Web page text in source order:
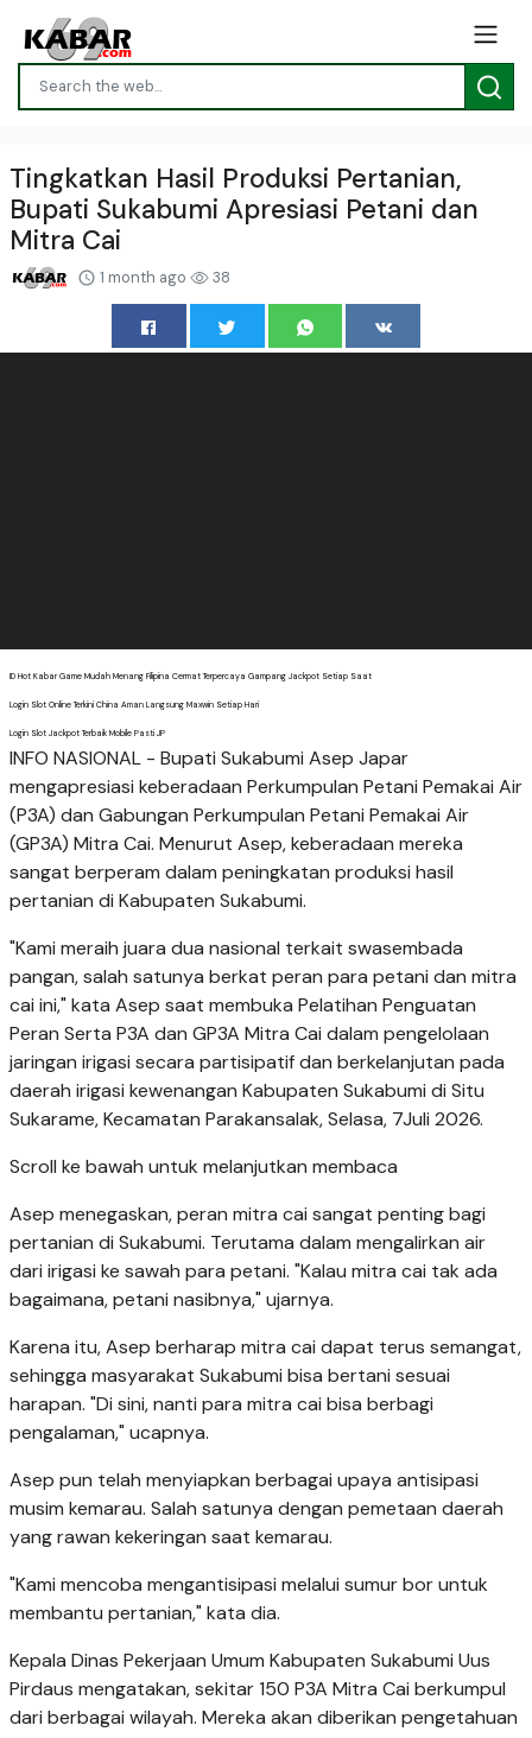
Tingkatkan Hasil Produksi Pertanian,
Bupati Sukabumi Apresiasi Petani dan
Mitra Cai
1 month ago 38
ID Hot Kabar Game Mudah Menang Filipina Cermat Terpercaya Gampang Jackpot Setiap Saat
Login Slot Online Terkini China Aman Langsung Maxwin Setiap Hari
Login Slot Jackpot Terbaik Mobile Pasti JP
INFO NASIONAL - Bupati Sukabumi Asep Japar
mengapresiasi keberadaan Perkumpulan Petani Pemakai Air
(P3A) dan Gabungan Perkumpulan Petani Pemakai Air
(GP3A) Mitra Cai. Menurut Asep, keberadaan mereka
sangat berperam dalam peningkatan produksi hasil
pertanian di Kabupaten Sukabumi.
"Kami meraih juara dua nasional terkait swasembada
pangan, salah satunya berkat peran para petani dan mitra
cai ini," kata Asep saat membuka Pelatihan Penguatan
Peran Serta P3A dan GP3A Mitra Cai dalam pengelolaan
jaringan irigasi secara partisipatif dan berkelanjutan pada
daerah irigasi kewenangan Kabupaten Sukabumi di Situ
Sukarame, Kecamatan Parakansalak, Selasa, 7Juli 2026.
Scroll ke bawah untuk melanjutkan membaca
Asep menegaskan, peran mitra cai sangat penting bagi
pertanian di Sukabumi. Terutama dalam mengalirkan air
dari irigasi ke sawah para petani. "Kalau mitra cai tak ada
bagaimana, petani nasibnya," ujarnya.
Karena itu, Asep berharap mitra cai dapat terus semangat,
sehingga masyarakat Sukabumi bisa bertani sesuai
harapan. "Di sini, nanti para mitra cai bisa berbagi
pengalaman," ucapnya.
Asep pun telah menyiapkan berbagai upaya antisipasi
musim kemarau. Salah satunya dengan pemetaan daerah
yang rawan kekeringan saat kemarau.
"Kami mencoba mengantisipasi melalui sumur bor untuk
membantu pertanian," kata dia.
Kepala Dinas Pekerjaan Umum Kabupaten Sukabumi Uus
Pirdaus mengatakan, sekitar 150 P3A Mitra Cai berkumpul
dari berbagai wilayah. Mereka akan diberikan pengetahuan